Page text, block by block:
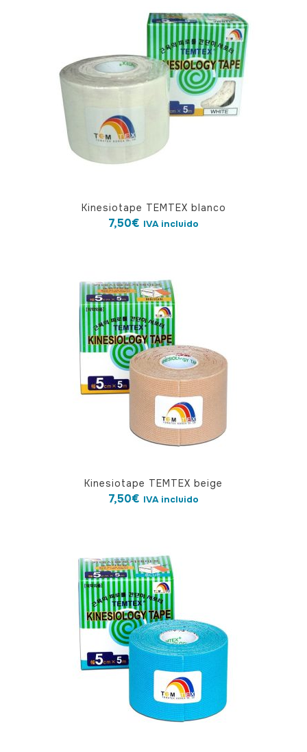
Kinesiotape TEMTEX blanco
7,50€ IVA incluido
Kinesiotape TEMTEX beige
7,50€ IVA incluido